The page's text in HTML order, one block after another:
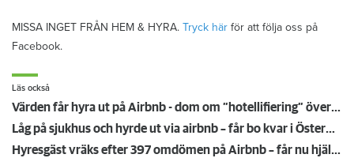
MISSA INGET FRÅN HEM & HYRA. Tryck här för att följa oss på
Facebook.
Läs också
Värden får hyra ut på Airbnb - dom om ”hotellifiering” överklagas
Låg på sjukhus och hyrde ut via airbnb – får bo kvar i Östermalmslägenhet
Hyresgäst vräks efter 397 omdömen på Airbnb – får nu hjälp av tidigare toppjurist